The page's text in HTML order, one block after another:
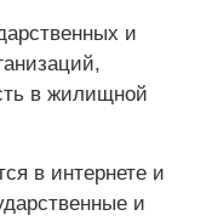
и
в жилищной
в интернете и
и